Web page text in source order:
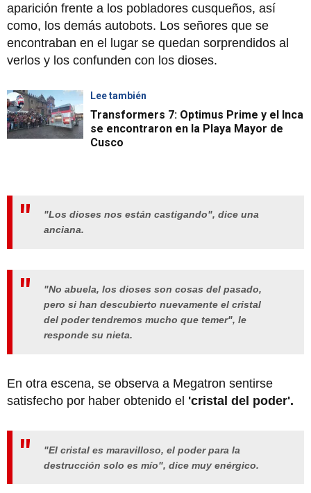
aparición frente a los pobladores cusqueños, así
como, los demás autobots. Los señores que se
encontraban en el lugar se quedan sorprendidos al
verlos y los confunden con los dioses.
Lee también
Transformers 7: Optimus Prime y el Inca
se encontraron en la Playa Mayor de
Cusco
"Los dioses nos están castigando", dice una
anciana.
"No abuela, los dioses son cosas del pasado,
pero si han descubierto nuevamente el cristal
del poder tendremos mucho que temer", le
responde su nieta.
En otra escena, se observa a Megatron sentirse
satisfecho por haber obtenido el 'cristal del poder'.
"El cristal es maravilloso, el poder para la
destrucción solo es mío", dice muy enérgico.